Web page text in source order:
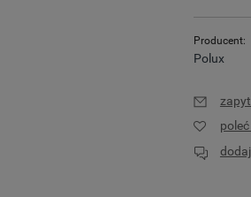
Producent:
Polux